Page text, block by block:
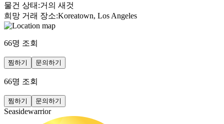
물건 상태 :거의 새것
희망 거래 장소:Koreatown, Los Angeles
66명 조회
찜하기 문의하기
66명 조회
찜하기 문의하기
Seasidewarrior